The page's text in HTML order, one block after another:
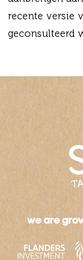
recente versie
geconsulteerd